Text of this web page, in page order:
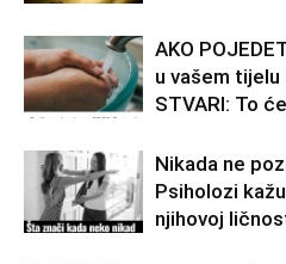
AKO
u vašem
STVARI: To
Nikada ne
Psiholozi
njihovoj